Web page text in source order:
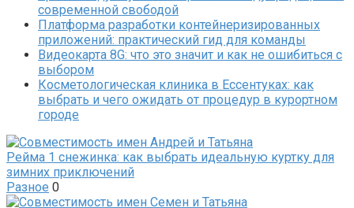
современной свободой
Платформа разработки контейнеризированных
приложений: практический гид для команды
Видеокарта 8G: что это значит и как не ошибиться с
выбором
Косметологическая клиника в Ессентуках: как
выбрать и чего ожидать от процедур в курортном
городе
Рейма 1 снежинка: как выбрать идеальную куртку для
зимних приключений
Разное 0